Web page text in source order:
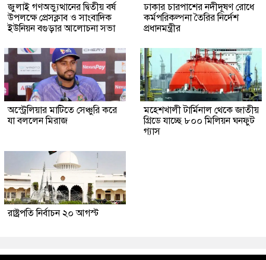
জুলাই গণঅভ্যুত্থানের দ্বিতীয় বর্ষ
উপলক্ষে প্রেসক্লাব ও সাংবাদিক
ইউনিয়ন বগুড়ার আলোচনা সভা
ঢাকার চারপাশের নদীদূষণ রোধে
কর্মপরিকল্পনা তৈরির নির্দেশ
প্রধানমন্ত্রীর
অস্ট্রেলিয়ার মাটিতে সেঞ্চুরি করে
যা বললেন মিরাজ
মহেশখালী টার্মিনাল থেকে জাতীয়
গ্রিডে যাচ্ছে ৮০০ মিলিয়ন ঘনফুট
গ্যাস
রাষ্ট্রপতি নির্বাচন ২০ আগস্ট